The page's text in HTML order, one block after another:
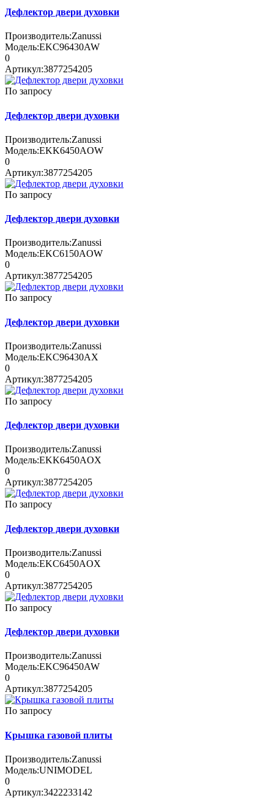
Дефлектор двери духовки
Производитель:Zanussi
Модель:EKC96430AW
0
Артикул:3877254205
По запросу
Дефлектор двери духовки
Производитель:Zanussi
Модель:EKK6450AOW
0
Артикул:3877254205
По запросу
Дефлектор двери духовки
Производитель:Zanussi
Модель:EKC6150AOW
0
Артикул:3877254205
По запросу
Дефлектор двери духовки
Производитель:Zanussi
Модель:EKC96430AX
0
Артикул:3877254205
По запросу
Дефлектор двери духовки
Производитель:Zanussi
Модель:EKK6450AOX
0
Артикул:3877254205
По запросу
Дефлектор двери духовки
Производитель:Zanussi
Модель:EKC6450AOX
0
Артикул:3877254205
По запросу
Дефлектор двери духовки
Производитель:Zanussi
Модель:EKC96450AW
0
Артикул:3877254205
По запросу
Крышка газовой плиты
Производитель:Zanussi
Модель:UNIMODEL
0
Артикул:3422233142